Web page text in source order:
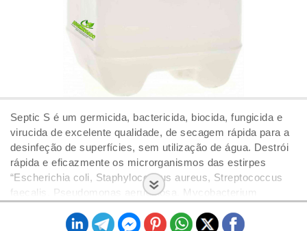
Septic S é um germicida, bactericida, biocida, fungicida e
virucida de excelente qualidade, de secagem rápida para a
desinfeção de superfícies, sem utilização de água. Destrói
rápida e eficazmente os microrganismos das estirpes
“Escherichia coli, Staphylococcus aureus, Streptococcus
faecalis, Pseudomonas aeruginosa, Mycobacterium
fungicida nos diferentes microrganismos “Aspergillus